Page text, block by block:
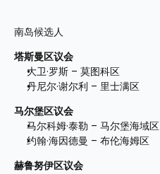
南岛候选人
塔斯曼区议会
大卫·罗斯 – 莫图科区
丹尼尔·谢尔利 – 里士满区
马尔堡区议会
马尔科姆·泰勒 – 马尔堡海域区
约翰·海因德曼 – 布伦海姆区
赫鲁努伊区议会